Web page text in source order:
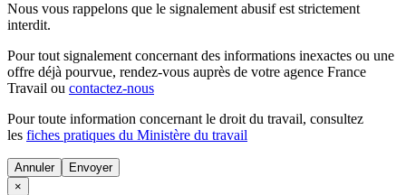
Nous vous rappelons que le signalement abusif est strictement
interdit.
Pour tout signalement concernant des informations inexactes ou une
offre déjà pourvue, rendez-vous auprès de votre agence France
Travail ou contactez-nous
Pour toute information concernant le droit du travail, consultez
les fiches pratiques du Ministère du travail
Annuler
×